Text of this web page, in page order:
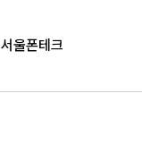
서울폰테크